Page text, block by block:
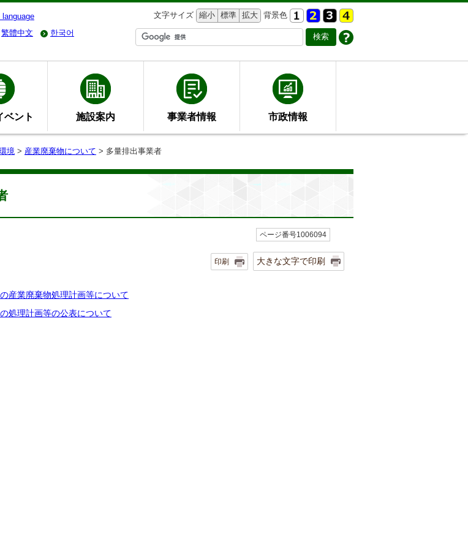
language 文字サイズ 縮小 標準 拡大 背景色
繁體中文 한국어
ベント 施設案内 事業者情報 市政情報
境 > 産業廃棄物について > 多量排出事業者
ページ番号1006094
印刷 大きな文字で印刷
産業廃棄物処理計画等について
処理計画等の公表について